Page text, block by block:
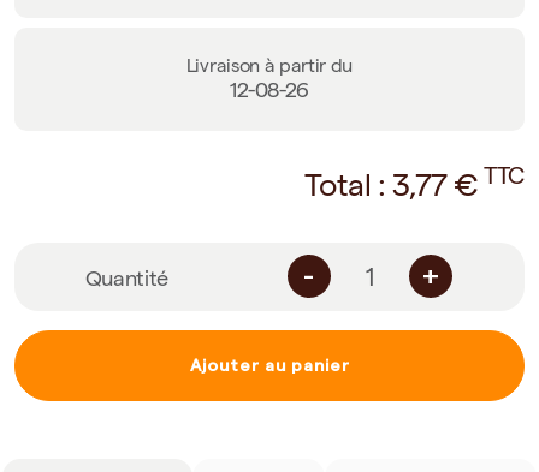
Livraison à partir du
12-08-26
Total : 3,77 € TTC
Quantité - +
Ajouter au panier